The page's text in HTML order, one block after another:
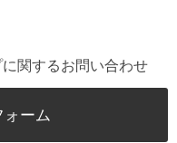
関するお問い合わせ
ーム